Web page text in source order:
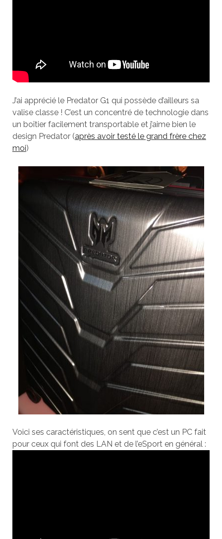
J’ai apprécié le Predator G1 qui possède d’ailleurs sa
valise classe ! C’est un concentré de technologie dans
un boîtier facilement transportable et j’aime bien le
design Predator (après avoir testé le grand frère chez
moi)
Voici ses caractéristiques, on sent que c’est un PC fait
pour ceux qui font des LAN et de l’eSport en général :